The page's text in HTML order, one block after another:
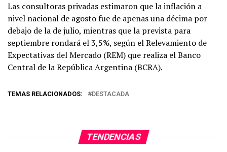
Las consultoras privadas estimaron que la inflación a
nivel nacional de agosto fue de apenas una décima por
debajo de la de julio, mientras que la prevista para
septiembre rondará el 3,5%, según el Relevamiento de
Expectativas del Mercado (REM) que realiza el Banco
Central de la República Argentina (BCRA).
TEMAS RELACIONADOS: DESTACADA
TENDENCIAS